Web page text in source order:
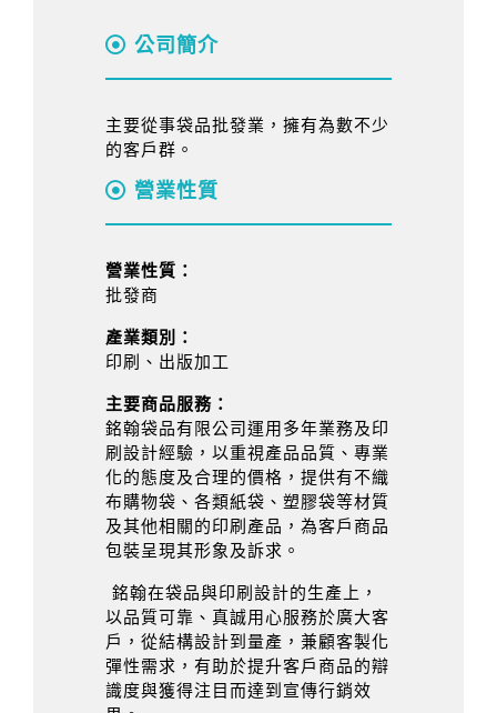
公司簡介
主要從事袋品批發業，擁有為數不少
的客戶群。
營業性質
營業性質：
批發商
產業類別：
印刷、出版加工
主要商品服務：
銘翰袋品有限公司運用多年業務及印
刷設計經驗，以重視產品品質、專業
化的態度及合理的價格，提供有不織
布購物袋、各類紙袋、塑膠袋等材質
及其他相關的印刷產品，為客戶商品
包裝呈現其形象及訴求。
銘翰在袋品與印刷設計的生產上，
以品質可靠、真誠用心服務於廣大客
戶，從結構設計到量產，兼顧客製化
彈性需求，有助於提升客戶商品的辯
識度與獲得注目而達到宣傳行銷效